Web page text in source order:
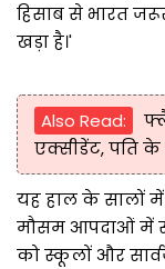
हिसाब से भारत
खड़ा है।'
Also Read:
एक्सीडेंट, पति के
यह हाल के सालों
मौसम आपदाओं में से
को स्कूलों और